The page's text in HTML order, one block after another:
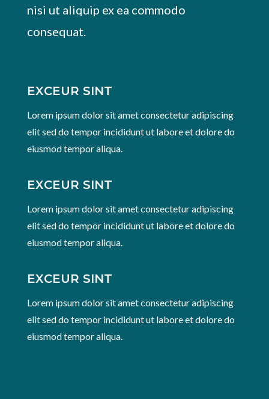
nisi ut aliquip ex ea commodo
consequat.
EXCEUR SINT
Lorem ipsum dolor sit amet consectetur adipiscing
elit sed do tempor incididunt ut labore et dolore do
eiusmod tempor aliqua.
EXCEUR SINT
Lorem ipsum dolor sit amet consectetur adipiscing
elit sed do tempor incididunt ut labore et dolore do
eiusmod tempor aliqua.
EXCEUR SINT
Lorem ipsum dolor sit amet consectetur adipiscing
elit sed do tempor incididunt ut labore et dolore do
eiusmod tempor aliqua.